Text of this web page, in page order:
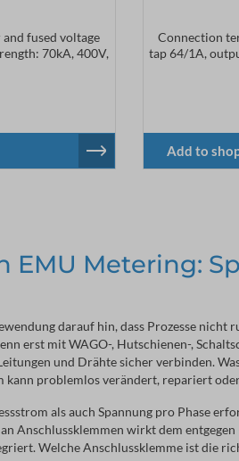
fused voltage
70kA, 400V,
Connection
tap 64/1A,
Add to
EMU Metering:
darauf hin, dass Prozesse
erst mit WAGO-, Hutschienen-,
und Drähte sicher verbinden.
kann problemlos verändert, repariert
als auch Spannung pro Phase
Anschlussklemmen wirkt dem
Welche Anschlussklemme ist die